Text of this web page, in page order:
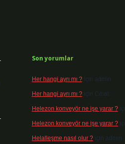
Son yorumlar
Her hangi ayrı mı ?için admin
Her hangi ayrı mı ?için Cihat
Helezon konveyör ne işe yarar ?
Helezon konveyör ne işe yarar ?
Helalleşme nasıl olur ?için admin